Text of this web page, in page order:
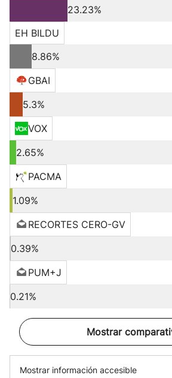
23.23%
EH BILDU
8.86%
GBAI
5.3%
VOX
2.65%
PACMA
1.09%
RECORTES CERO-GV
0.39%
PUM+J
0.21%
Mostrar
Mostrar información accesible